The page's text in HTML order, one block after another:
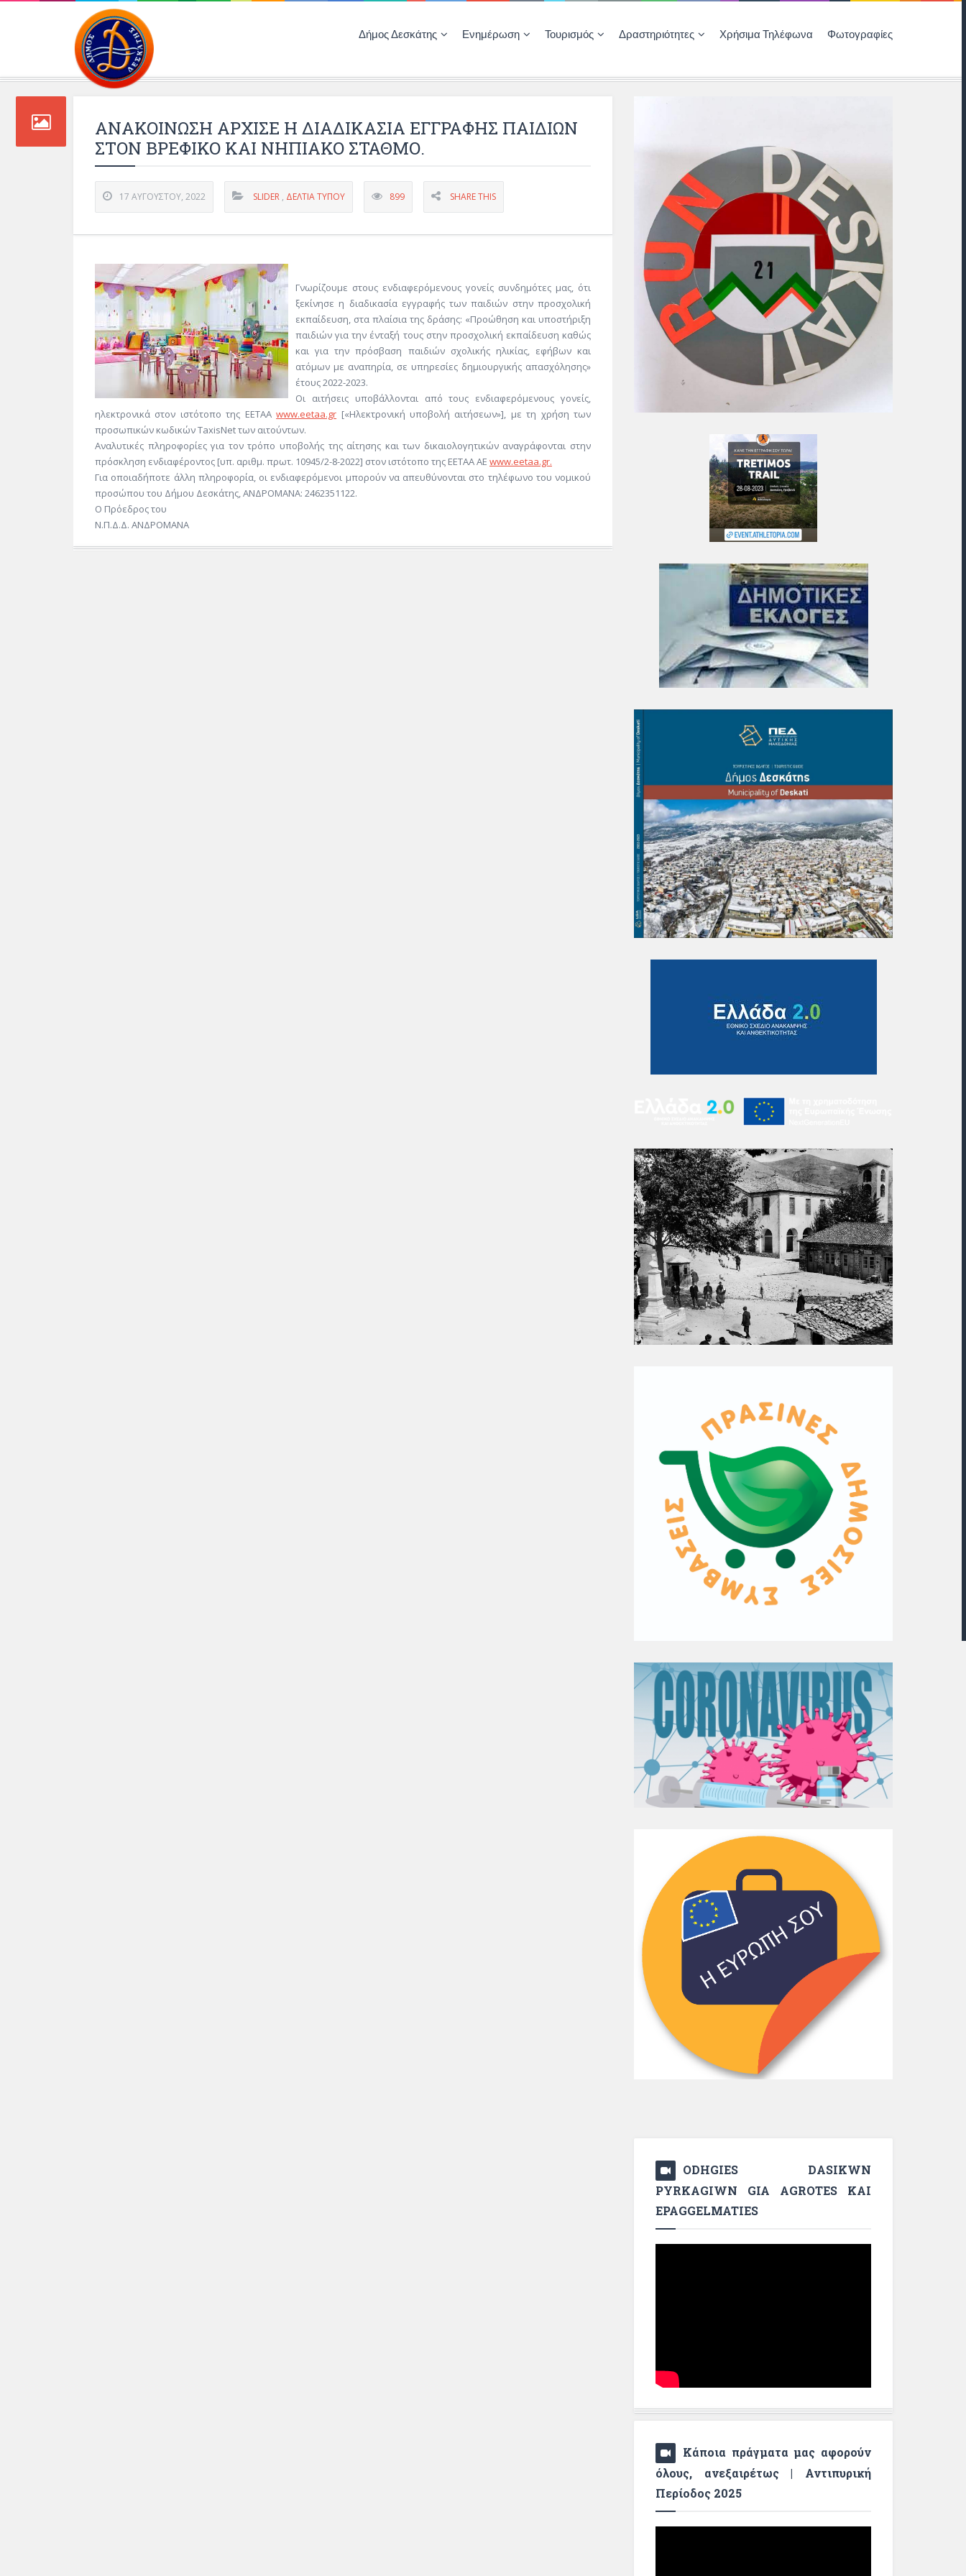
Δήμος Δεσκάτης Ενημέρωση Τουρισμός Δραστηριότητες Χρήσιμα Τηλέφωνα Φωτογραφίες
ΑΝΑΚΟΙΝΩΣΗ ΑΡΧΙΣΕ Η ΔΙΑΔΙΚΑΣΙΑ ΕΓΓΡΑΦΗΣ ΠΑΙΔΙΩΝ
ΣΤΟΝ ΒΡΕΦΙΚΟ ΚΑΙ ΝΗΠΙΑΚΟ ΣΤΑΘΜΟ.
17 ΑΥΓΟΎΣΤΟΥ, 2022 SLIDER , ΔΕΛΤΊΑ ΤΎΠΟΥ 899 SHARE THIS
Γνωρίζουμε στους ενδιαφερόμενους γονείς συνδημότες μας, ότι
ξεκίνησε η διαδικασία εγγραφής των παιδιών στην προσχολική
εκπαίδευση, στα πλαίσια της δράσης: «Προώθηση και υποστήριξη
παιδιών για την ένταξή τους στην προσχολική εκπαίδευση καθώς
και για την πρόσβαση παιδιών σχολικής ηλικίας, εφήβων και
ατόμων με αναπηρία, σε υπηρεσίες δημιουργικής απασχόλησης»
έτους 2022-2023.
Οι αιτήσεις υποβάλλονται από τους ενδιαφερόμενους γονείς,
ηλεκτρονικά στον ιστότοπο της ΕΕΤΑΑwww.eetaa.gr [«Ηλεκτρονική υποβολή αιτήσεων»], με τη χρήση των
προσωπικών κωδικών TaxisNet των αιτούντων.
Αναλυτικές πληροφορίες για τον τρόπο υποβολής της αίτησης και των δικαιολογητικών αναγράφονται στην
πρόσκληση ενδιαφέροντος [υπ. αριθμ. πρωτ. 10945/2-8-2022] στον ιστότοπο της ΕΕΤΑΑ ΑΕ www.eetaa.gr.
Για οποιαδήποτε άλλη πληροφορία, οι ενδιαφερόμενοι μπορούν να απευθύνονται στο τηλέφωνο του νομικού
προσώπου του Δήμου Δεσκάτης, ΑΝΔΡΟΜΑΝΑ: 2462351122.
Ο Πρόεδρος του
Ν.Π.Δ.Δ. ΑΝΔΡΟΜΑΝΑ
ODHGIES DASIKWN
PYRKAGIWN GIA AGROTES KAI
EPAGGELMATIES
Κάποια πράγματα μας αφορούν
όλους, ανεξαιρέτως | Αντιπυρική
Περίοδος 2025